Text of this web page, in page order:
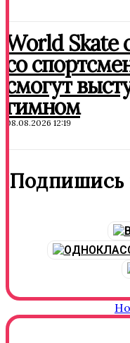
World Skate
со
смогут
гимном
08.08.2026 12:19
Подпишись